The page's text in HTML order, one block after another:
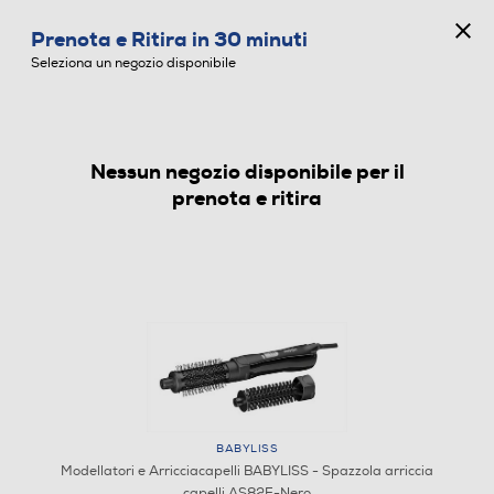
MODELLATORI E ARRICCIACAPELLI
Prenota e Ritira in 30 minuti
Seleziona un negozio disponibile
Nessun negozio disponibile per il
prenota e ritira
BABYLISS
Modellatori e Arricciacapelli BABYLISS - Spazzola arriccia